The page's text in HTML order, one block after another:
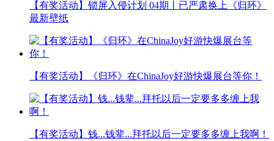
【有奖活动】锁屏入侵计划 04期丨已严肃换上《归环》
最新壁纸
【有奖活动】《归环》在ChinaJoy好游快爆展台等你！
【有奖活动】钱...钱辈...拜托以后一定要多多缠上我啊！